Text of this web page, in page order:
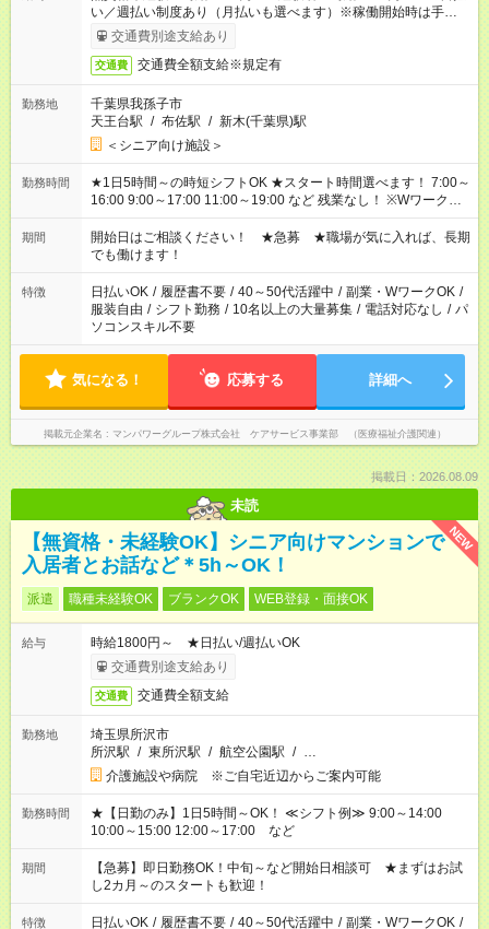
い／週払い制度あり（月払いも選べます）※稼働開始時は手続き
完了次第のお支払いとなります。
交通費別途支給あり
交通費 交通費全額支給※規定有
勤務地
千葉県我孫子市
天王台駅 / 布佐駅 / 新木(千葉県)駅
＜シニア向け施設＞
勤務時間
★1日5時間～の時短シフトOK ★スタート時間選べます！ 7:00～
16:00 9:00～17:00 11:00～19:00 など 残業なし！ ※Wワークの
場合、他のお仕事と合わせ週40時間超の就業はご案内できませ
ん ※法令に基づき、週20時間以上勤務は社会保険への加入対象
となります ※労働者派遣法（日雇い派遣の原則禁止）により、
短時間・短期間の就業はご案内が難しい場合があります
期間
開始日はご相談ください！ ★急募 ★職場が気に入れば、長期
でも働けます！
特徴 日払いOK / 履歴書不要 / 40～50代活躍中 / 副業・WワークOK /
服装自由 / シフト勤務 / 10名以上の大量募集 / 電話対応なし / パ
ソコンスキル不要
気になる！ 応募する 詳細へ
掲載元企業名 マンパワーグループ株式会社 ケアサービス事業部 （医療福祉介護関連）
掲載日：2026.08.09
未読
NEW
【無資格・未経験OK】シニア向けマンションで
入居者とお話など＊5h～OK！
派遣 職種未経験OK ブランクOK WEB登録・面接OK
給与
時給1800円～ ★日払い/週払いOK
交通費別途支給あり
交通費 交通費全額支給
勤務地
埼玉県所沢市
所沢駅 / 東所沢駅 / 航空公園駅 / …
介護施設や病院 ※ご自宅近辺からご案内可能
勤務時間
★【日勤のみ】1日5時間～OK！ ≪シフト例≫ 9:00～14:00
10:00～15:00 12:00～17:00 など
期間
【急募】即日勤務OK！中旬～など開始日相談可 ★まずはお試
し2カ月～のスタートも歓迎！
特徴 日払いOK / 履歴書不要 / 40～50代活躍中 / 副業・WワークOK /